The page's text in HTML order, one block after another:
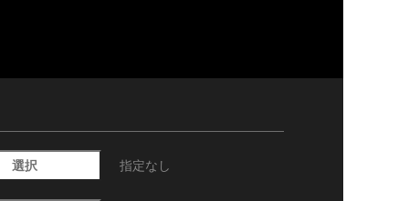
選択 指定なし